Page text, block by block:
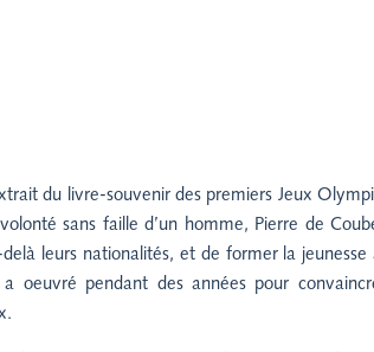
du livre-souvenir des premiers Jeux
sans faille d’un homme, Pierre de
leurs nationalités, et de former la jeunesse
oeuvré pendant des années pour